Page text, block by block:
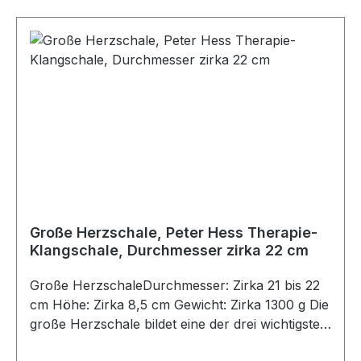
Klingen gebracht, ertönen Frequenzen, die im
Bereich oberhalb des Bauchnabels als
besonders angenehm und intensiv empfunden
Große Herzschale, Peter Hess Therapie-
Klangschale, Durchmesser zirka 22 cm
Große HerzschaleDurchmesser: Zirka 21 bis 22
cm Höhe: Zirka 8,5 cm Gewicht: Zirka 1300 g Die
große Herzschale bildet eine der drei wichtigsten